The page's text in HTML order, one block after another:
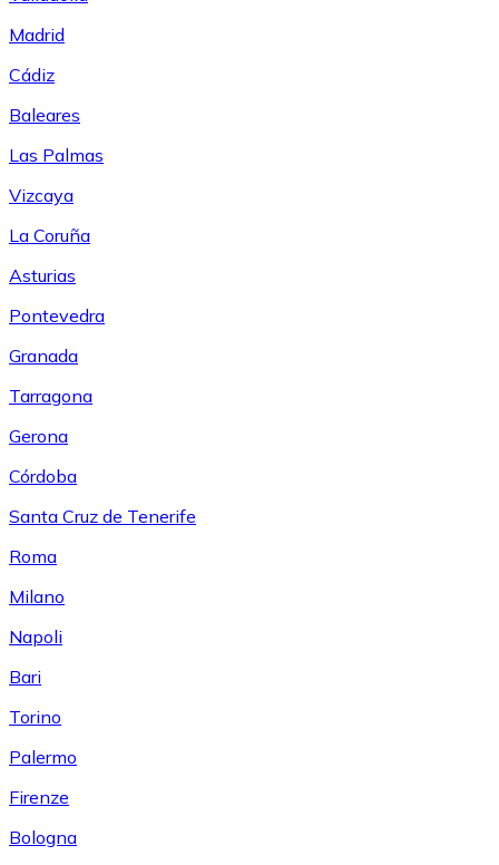
Madrid
Cádiz
Baleares
Las Palmas
Vizcaya
La Coruña
Asturias
Pontevedra
Granada
Tarragona
Gerona
Córdoba
Santa Cruz de Tenerife
Roma
Milano
Napoli
Bari
Torino
Palermo
Firenze
Bologna